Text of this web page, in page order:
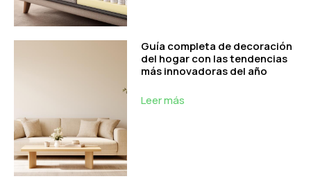
Guía completa de decoración
del hogar con las tendencias
más innovadoras del año
Leer más